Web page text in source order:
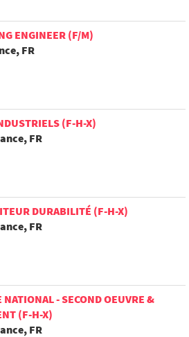
ENGINEER (F/M)
FR
(F-H-X)
FR
DURABILITÉ (F-H-X)
FR
- SECOND OEUVRE &
(F-H-X)
FR